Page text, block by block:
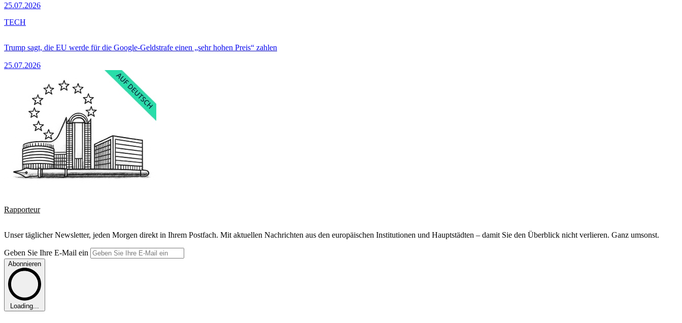
25.07.2026
Trump sagt, die EU werde für die Google-Geldstrafe einen „sehr hohen Preis“ zahlen
25.07.2026
TECH
Rapporteur
Unser täglicher Newsletter, jeden Morgen direkt in Ihrem Postfach. Mit aktuellen Nachrichten aus den europäischen Institutionen und Hauptstädten – damit Sie den Überblick nicht verlieren. Ganz umsonst.
Geben Sie Ihre E-Mail ein
Abonnieren
Loading...